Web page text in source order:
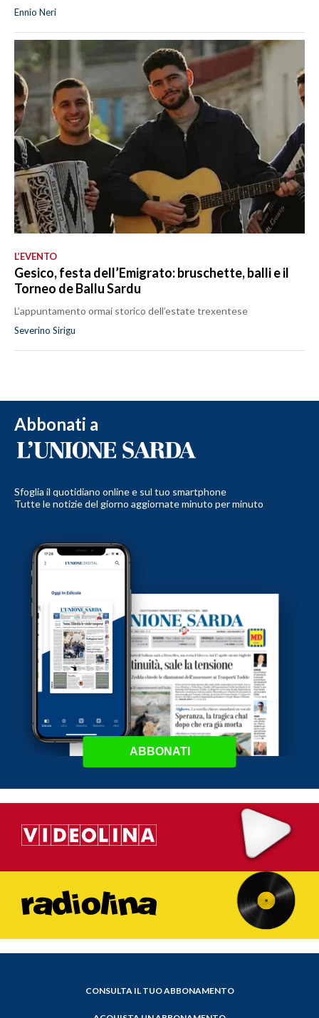
Ennio Neri
L’EVENTO
Gesico, festa dell’Emigrato: bruschette, balli e il
Torneo de Ballu Sardu
L’appuntamento ormai storico dell’estate trexentese
Severino Sirigu
Abbonati a
Sfoglia il quotidiano online e sul tuo smartphone
Tutte le notizie del giorno aggiornate minuto per minuto
ABBONATI
CONSULTA IL TUO ABBONAMENTO